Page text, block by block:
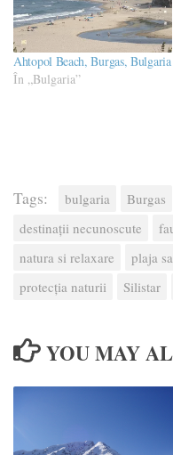
Ahtopol Beach, Burgas, Bulgaria
În „Bulgaria”
Tags: bulgaria Burgas
destinaţii necunoscute
natura si relaxare
plaja
protecția naturii
Silistar
YOU MAY